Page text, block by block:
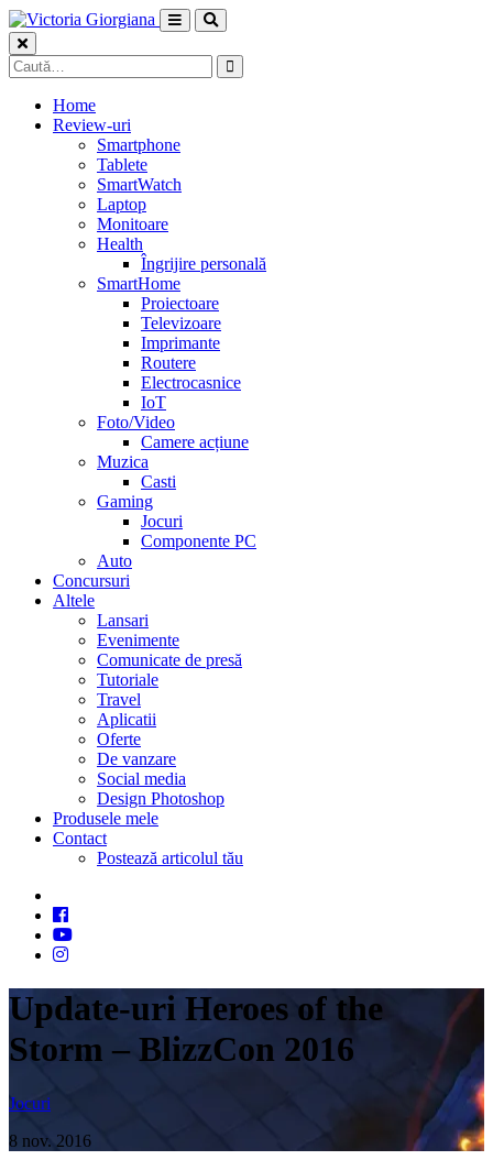
Skip
to
content
Caută
după:
Home
Review-uri
Smartphone
Tablete
SmartWatch
Laptop
Monitoare
Health
Îngrijire personală
SmartHome
Proiectoare
Televizoare
Imprimante
Routere
Electrocasnice
IoT
Foto/Video
Camere acțiune
Muzica
Casti
Gaming
Jocuri
Componente PC
Auto
Concursuri
Altele
Lansari
Evenimente
Comunicate de presă
Tutoriale
Travel
Aplicatii
Oferte
De vanzare
Social media
Design Photoshop
Produsele mele
Contact
Postează articolul tău
Update-uri Heroes of the
Storm – BlizzCon 2016
Jocuri
8 nov. 2016